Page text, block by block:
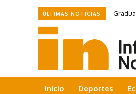
ÚLTIMAS NOTICIAS
Inicio Deportes